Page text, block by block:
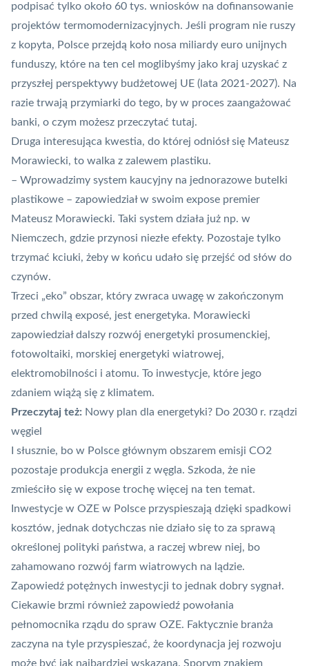
podpisać tylko około 60 tys. wniosków na dofinansowanie
projektów termomodernizacyjnych. Jeśli program nie ruszy
z kopyta, Polsce przejdą koło nosa miliardy euro unijnych
funduszy, które na ten cel moglibyśmy jako kraj uzyskać z
przyszłej perspektywy budżetowej UE (lata 2021-2027). Na
razie trwają przymiarki do tego, by w proces zaangażować
banki, o czym możesz przeczytać tutaj.
Druga interesująca kwestia, do której odniósł się Mateusz
Morawiecki, to walka z zalewem plastiku.
– Wprowadzimy system kaucyjny na jednorazowe butelki
plastikowe – zapowiedział w swoim expose premier
Mateusz Morawiecki. Taki system działa już np. w
Niemczech, gdzie przynosi niezłe efekty. Pozostaje tylko
trzymać kciuki, żeby w końcu udało się przejść od słów do
czynów.
Trzeci „eko” obszar, który zwraca uwagę w zakończonym
przed chwilą exposé, jest energetyka. Morawiecki
zapowiedział dalszy rozwój energetyki prosumenckiej,
fotowoltaiki, morskiej energetyki wiatrowej,
elektromobilności i atomu. To inwestycje, które jego
zdaniem wiążą się z klimatem.
Przeczytaj też: Nowy plan dla energetyki? Do 2030 r. rządzi
węgiel
I słusznie, bo w Polsce głównym obszarem emisji CO2
pozostaje produkcja energii z węgla. Szkoda, że nie
zmieściło się w expose trochę więcej na ten temat.
Inwestycje w OZE w Polsce przyspieszają dzięki spadkowi
kosztów, jednak dotychczas nie działo się to za sprawą
określonej polityki państwa, a raczej wbrew niej, bo
zahamowano rozwój farm wiatrowych na lądzie.
Zapowiedź potężnych inwestycji to jednak dobry sygnał.
Ciekawie brzmi również zapowiedź powołania
pełnomocnika rządu do spraw OZE. Faktycznie branża
zaczyna na tyle przyspieszać, że koordynacja jej rozwoju
może być jak najbardziej wskazana. Sporym znakiem